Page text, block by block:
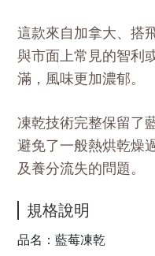
這款來自加拿大、搭
與市面上常見的智利
滿，風味更加濃郁。
凍乾技術完整保留了
避免了一般熱烘乾燥
及養分流失的問題。
規格說明
品名：藍莓凍乾